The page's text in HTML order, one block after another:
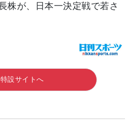
株が、日本一決定戦で若さ
特設サイトへ